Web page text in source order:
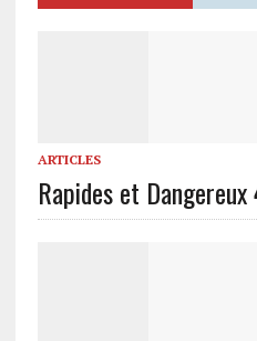
ARTICLES
Rapides et Dangereux